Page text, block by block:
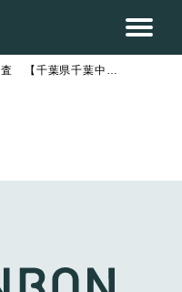
８/８ 行動調査 【千葉県千葉中央】